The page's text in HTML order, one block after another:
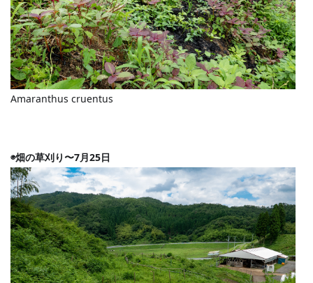
Amaranthus cruentus
◉畑の草刈り〜7月25日